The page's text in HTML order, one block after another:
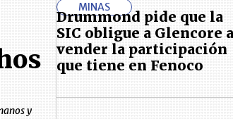
y
MINAS
Drummond pide que la
SIC obligue a Glencore a
vender la participación
que tiene en Fenoco